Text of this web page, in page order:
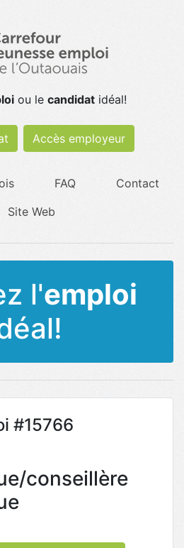
ou le candidat idéal!
Accès employeur
FAQ
Contact
Site Web
l'emploi
#15766
conseillère